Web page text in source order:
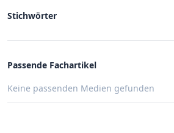
Stichwörter
Passende Fachartikel
Keine passenden Medien gefunden